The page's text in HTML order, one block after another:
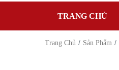
TRANG CHỦ
Trang Chủ Sản Phẩm